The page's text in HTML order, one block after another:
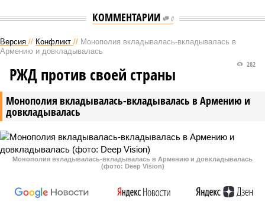
КОММЕНТАРИИ 0
Версия // Конфликт // Монополия вкладывалась-вкладывалась в
Армению и довкладывалась
Монополия вкладывалась-вкладывалась в Армению и
довкладывалась
282
РЖД против своей страны
Монополия вкладывалась-вкладывалась в Армению и довкладывалась
(фото: Deep Vision)